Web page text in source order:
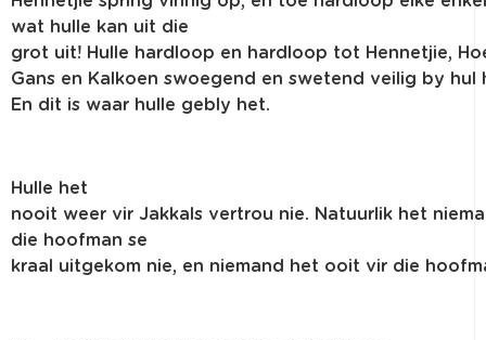
wat hulle kan uit die
grot uit! Hulle hardloop en hardloop tot Hennetjie,
Gans en Kalkoen swoegend en swetend veilig by hul
En dit is waar hulle gebly het.
Hulle het
nooit weer vir Jakkals vertrou nie. Natuurlik het
die hoofman se
kraal uitgekom nie, en niemand het ooit vir die